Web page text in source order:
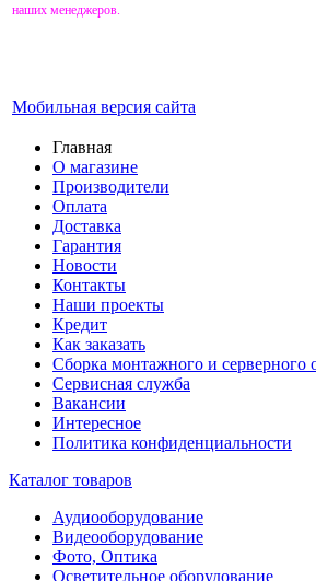
наших менеджеров.
Мобильная версия сайта
Главная
О магазине
Производители
Оплата
Доставка
Гарантия
Новости
Контакты
Наши проекты
Кредит
Как заказать
Сборка монтажного и серверного
Сервисная служба
Вакансии
Интересное
Политика конфиденциальности
Каталог товаров
Аудиооборудование
Видеооборудование
Фото, Оптика
Осветительное оборудование